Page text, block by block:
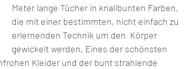
Meter lange Tücher in knallbunten Farben,
die mit einer bestimmten, nicht einfach zu
erlernenden Technik um den  Körper
gewickelt werden. Eines der schönsten
Kleider und der bunt strahlende